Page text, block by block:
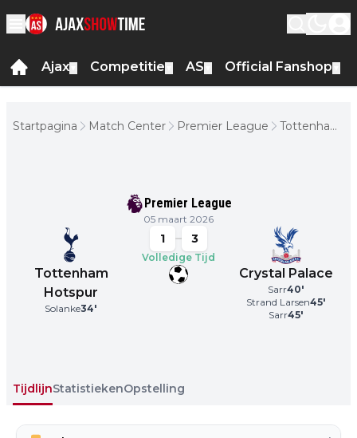
Ajax Competitie AS Official Fanshop
Startpagina Match Center Premier League
Tottenham
Premier League
05 maart 2026
Tottenham
Hotspur
Solanke34'
1 3
Volledige Tijd
Crystal Palace
Sarr40'
Strand Larsen45'
Sarr45'
TijdlijnStatistiekenOpstelling